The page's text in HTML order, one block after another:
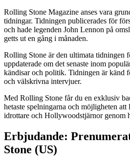
Rolling Stone Magazine anses vara
tidningar. Tidningen publicerades för
och hade legenden John Lennon på
getts ut en gång i månaden.
Rolling Stone är den ultimata tidningen
uppdaterade om det senaste inom
kändisar och politik. Tidningen är känd
och välskrivna intervjuer.
Med Rolling Stone får du en exklusiv
hetaste spelningarna och möjligheten att
idrottare och Hollywoodstjärnor genom
Erbjudande:
Stone (US)